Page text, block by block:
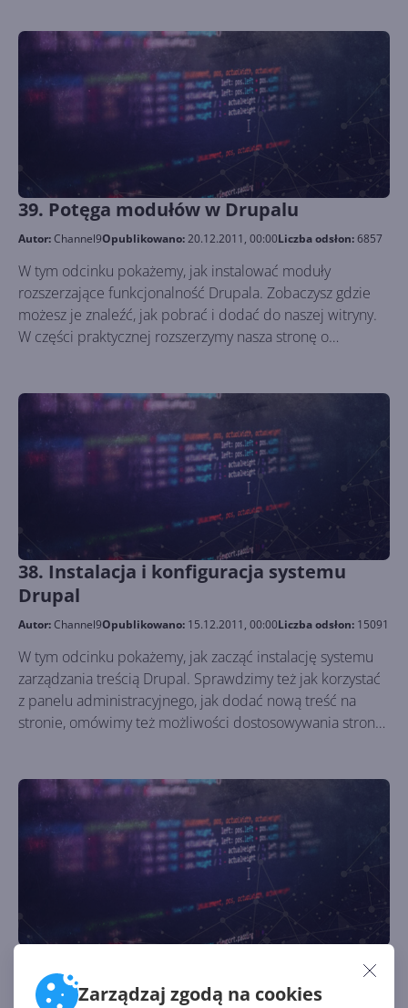
Zarządzaj zgodą na cookies
39. Potęga modułów w Drupalu
Autor:Channel9Opublikowano:20.12.2011, 00:00Liczba odsłon:6857
W tym odcinku pokażemy, jak instalować moduły
rozszerzające funkcjonalność Drupala. Zobaczysz gdzie
możesz je znaleźć, jak pobrać i dodać do naszej witryny.
W części praktycznej rozszerzymy nasza stronę o
38. Instalacja i konfiguracja systemu
Drupal
Autor:Channel9Opublikowano: 15.12.2011, 00:00Liczba odsłon: 15091
W tym odcinku pokażemy, jak zacząć instalację systemu
zarządzania treścią Drupal. Sprawdzimy też jak korzystać
z panelu administracyjnego, jak dodać nową treść na
stronie, omówimy też możliwości dostosowywania strony
Drupal